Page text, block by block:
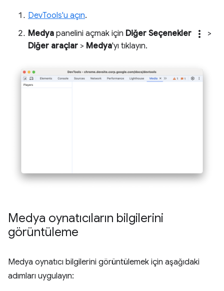
DevTools'u açın.
Medya panelini açmak için Diğer Seçenekler more_vert
>
Diğer araçlar > Medya'yı tıklayın.
Medya oynatıcıların bilgilerini
görüntüleme
Medya oynatıcı bilgilerini görüntülemek için aşağıdaki
adımları uygulayın: